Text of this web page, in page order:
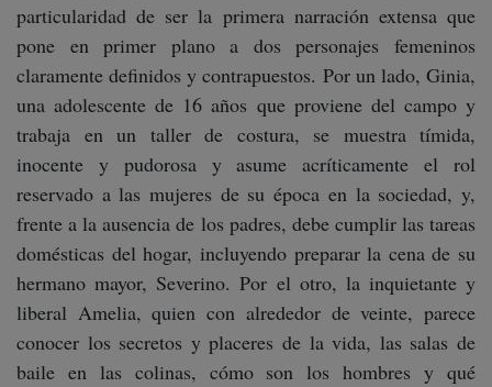
particularidad de ser la primera narración extensa que
pone en primer plano a dos personajes femeninos
claramente definidos y contrapuestos. Por un lado, Ginia,
una adolescente de 16 años que proviene del campo y
trabaja en un taller de costura, se muestra tímida,
inocente y pudorosa y asume acríticamente el rol
reservado a las mujeres de su época en la sociedad, y,
frente a la ausencia de los padres, debe cumplir las tareas
domésticas del hogar, incluyendo preparar la cena de su
hermano mayor, Severino. Por el otro, la inquietante y
liberal Amelia, quien con alrededor de veinte, parece
conocer los secretos y placeres de la vida, las salas de
baile en las colinas, cómo son los hombres y qué